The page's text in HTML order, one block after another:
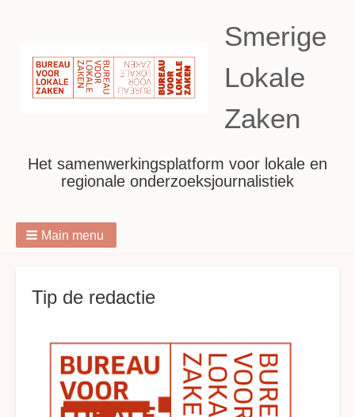
Smerige
Lokale
Zaken
Het samenwerkingsplatform voor lokale en
regionale onderzoeksjournalistiek
Main menu
Tip de redactie